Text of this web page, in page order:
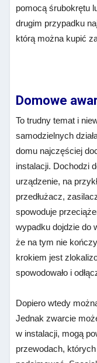
pomocą śrubokrętu
drugim przypadku
którą można kupić
Domowe
To trudny temat i
samodzielnych
domu najczęściej
instalacji. Dochodzi
urządzenie, na
przedłużacz,
spowoduje
wypadku dojdzie do
że na tym nie
krokiem jest
spowodowało i
Dopiero wtedy
Jednak zwarcie
w instalacji, mogą
przewodach,